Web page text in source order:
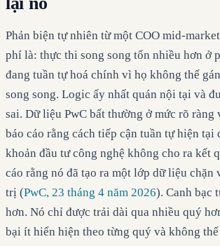
Phản biện tự nhiên từ một COO mid-
phí là: thực thi song song tốn nhiều hơn ở
đang tuần tự hoá chính vì họ không thể
song song. Logic ấy nhất quán nội tại và
sai. Dữ liệu PwC bất thường ở mức rõ ràng
báo cáo rằng cách tiếp cận tuần tự hiện tại
khoản đầu tư công nghệ không cho ra kết
cáo rằng nó đã tạo ra một lớp dữ liệu chặn
trị (PwC, 23 tháng 4 năm 2026). Canh bạc
hơn. Nó chỉ được trải dài qua nhiều quý
bại ít hiển hiện theo từng quý và không